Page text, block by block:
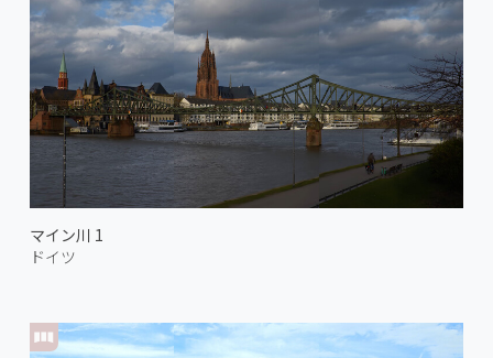
マイン川 1
ドイツ